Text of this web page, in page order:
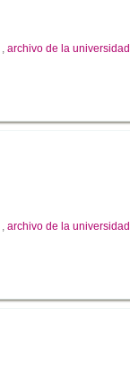
archivo de la universidad
archivo de la universidad